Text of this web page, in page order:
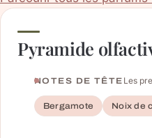
Pyramide
NOTES DE TÊTE Les
Bergamote Noix de